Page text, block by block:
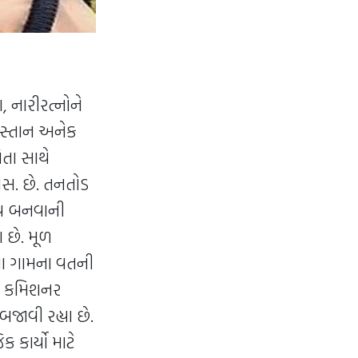
નારીરત્નોને
અનેક
સાથે
છે. તનતોડ
બનવાની
છે. મૂળ
ગામના વતની
રહ્યા છે.
માટે